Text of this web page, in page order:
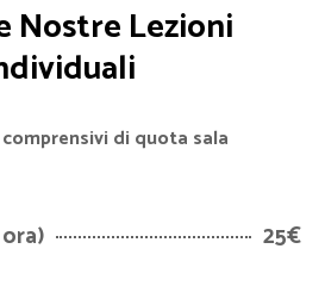
Nostre Lezioni
di quota sala
25€